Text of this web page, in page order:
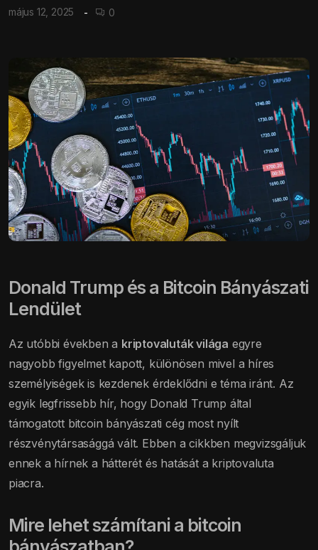
május 12, 2025 0
Donald Trump és a Bitcoin Bányászati
Lendület
Az utóbbi években a kriptovaluták világa egyre
nagyobb figyelmet kapott, különösen mivel a híres
személyiségek is kezdenek érdeklődni e téma iránt. Az
egyik legfrissebb hír, hogy Donald Trump által
támogatott bitcoin bányászati cég most nyílt
részvénytársasággá vált. Ebben a cikkben megvizsgáljuk
ennek a hírnek a hátterét és hatását a kriptovaluta
piacra.
Mire lehet számítani a bitcoin